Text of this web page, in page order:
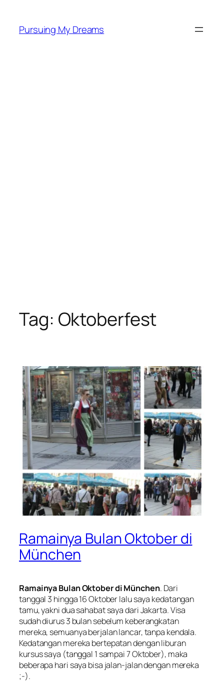
content
Pursuing My Dreams
Tag: Oktoberfest
Ramainya Bulan Oktober di
München
Ramainya Bulan Oktober di München. Dari
tanggal 3 hingga 16 Oktober lalu saya kedatangan
tamu, yakni dua sahabat saya dari Jakarta. Visa
sudah diurus 3 bulan sebelum keberangkatan
mereka, semuanya berjalan lancar, tanpa kendala.
Kedatangan mereka bertepatan dengan liburan
kursus saya (tanggal 1 sampai 7 Oktober), maka
beberapa hari saya bisa jalan-jalan dengan mereka
;-).